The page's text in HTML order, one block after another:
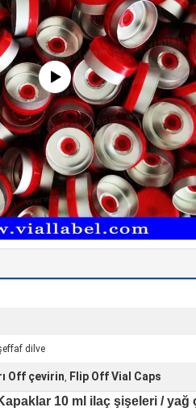
dilve
Off çevirin, Flip Off Vial Caps
10 ml ilaç şişeleri / yağ